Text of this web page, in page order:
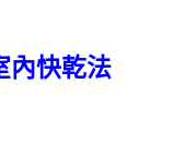
內快乾法